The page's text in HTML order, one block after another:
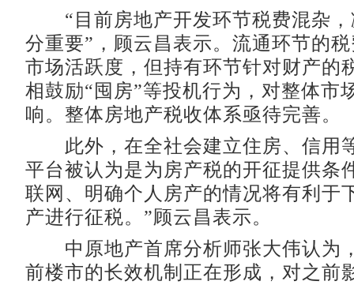
“目前房地产开发环节税费混杂，
分重要”，顾云昌表示。流通环节的
市场活跃度，但持有环节针对财产的
相鼓励“囤房”等投机行为，对整体市
响。整体房地产税收体系亟待完善。
此外，在全社会建立住房、信用
平台被认为是为房产税的开征提供条
联网、明确个人房产的情况将有利于
产进行征税。”顾云昌表示。
中原地产首席分析师张大伟认为
前楼市的长效机制正在形成，对之前